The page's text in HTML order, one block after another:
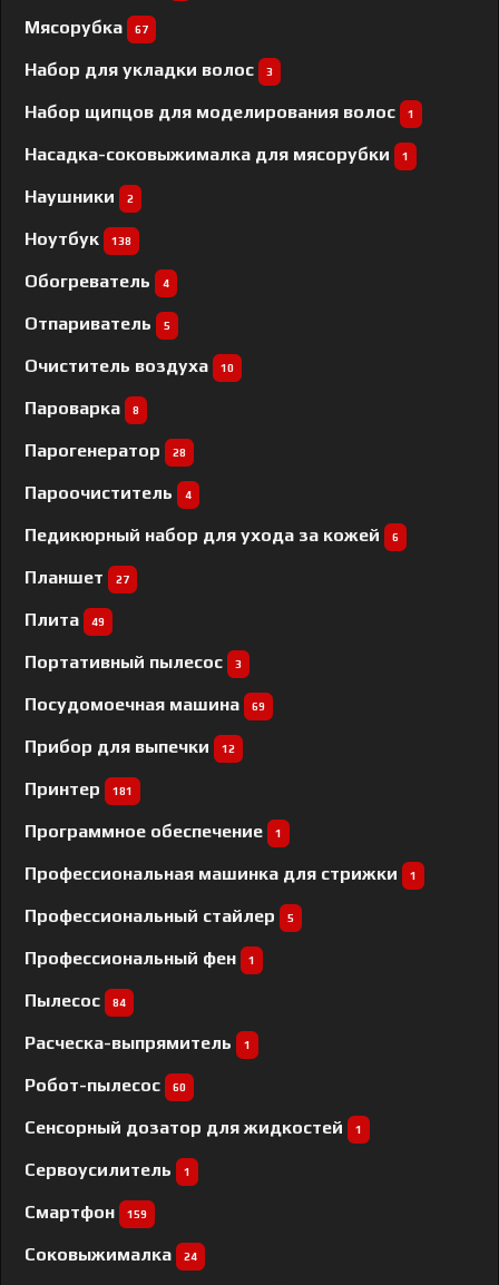
Мясорубка 67
Набор для укладки волос 3
Набор щипцов для моделирования волос 1
Насадка-соковыжималка для мясорубки 1
Наушники 2
Ноутбук 138
Обогреватель 4
Отпариватель 5
Очиститель воздуха 10
Пароварка 8
Парогенератор 28
Пароочиститель 4
Педикюрный набор для ухода за кожей 6
Планшет 27
Плита 49
Портативный пылесос 3
Посудомоечная машина 69
Прибор для выпечки 12
Принтер 181
Программное обеспечение 1
Профессиональная машинка для стрижки 1
Профессиональный cтайлер 5
Профессиональный фен 1
Пылесос 84
Расческа-выпрямитель 1
Робот-пылесос 60
Сенсорный дозатор для жидкостей 1
Сервоусилитель 1
Смартфон 159
Соковыжималка 24